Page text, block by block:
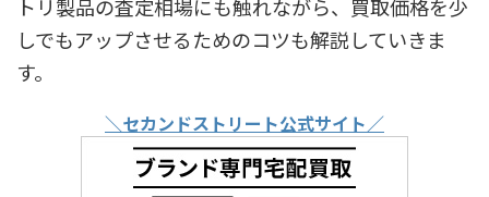
トリ製品の査定相場にも触れながら、買取価格を少
しでもアップさせるためのコツも解説していきま
す。
＼セカンドストリート公式サイト／